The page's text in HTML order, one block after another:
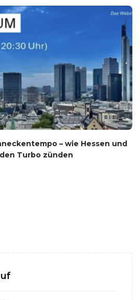
– wie Hessen und
Turbo zünden